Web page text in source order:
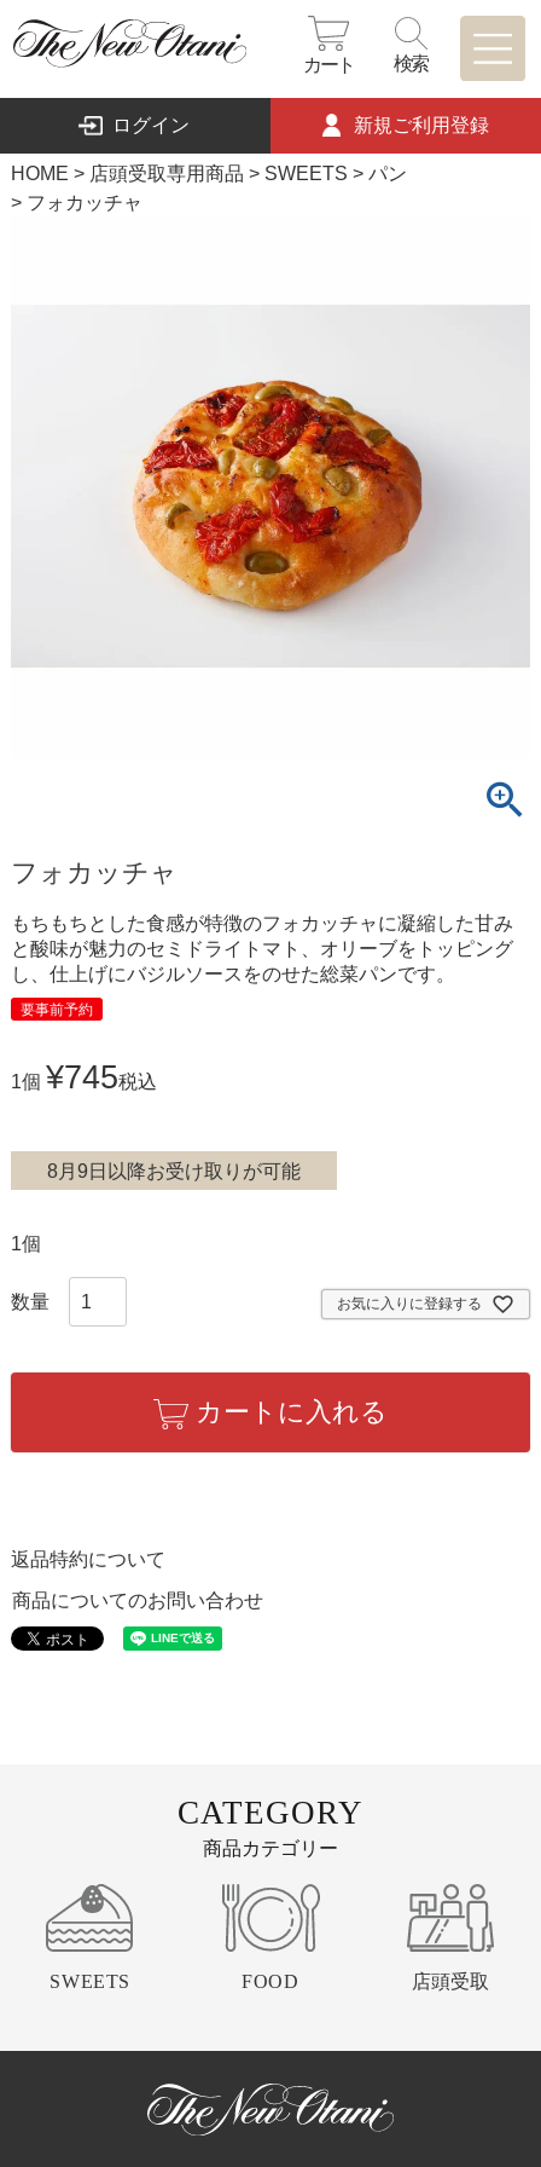
カート 検索
ログイン 新規ご利用登録
HOME 店頭受取専用商品 SWEETS
パン
フォカッチャ
フォカッチャ
もちもちとした食感が特徴のフォカッチャに凝縮した甘み
と酸味が魅力のセミドライトマト、オリーブをトッピング
し、仕上げにバジルソースをのせた総菜パンです。
要事前予約
1個 ¥745税込
8月9日以降お受け取りが可能
1個
お気に入りに登録する
カートに入れる
返品特約について
商品についてのお問い合わせ
CATEGORY
商品カテゴリー
SWEETS FOOD 店頭受取